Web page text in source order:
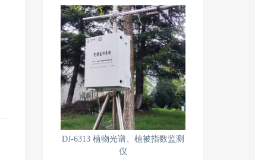
DJ-6313 植物光谱、植被指数监测
仪